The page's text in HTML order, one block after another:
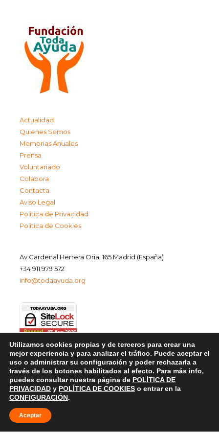
Actualidad
Quienes Somos
Memorias Anuales
Prensa
Voluntariado
Colabora
Contacta
Aviso Legal
Política de Privacidad
Política de Cookies
Av Cardenal Herrera Oria, 165 Madrid (España)
+34 911 979 572
info@todaayuda.org
© 2026 FUNDACIÓN TODA AYUDA
Utilizamos cookies propias y de terceros para crear una
mejor experiencia y para analizar el tráfico. Puede aceptar el
uso o administrar su configuración y poder rechazarla a
través de los botones habilitados al efecto. Para más info,
puedes consultar nuestra página de POLÍTICA DE
PRIVACIDAD y POLÍTICA DE COOKIES o entrar en la
CONFIGURACIÓN.
Aceptar